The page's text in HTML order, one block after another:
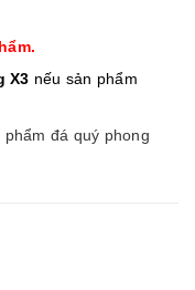
X3 nếu sản phẩm
đá quý phong